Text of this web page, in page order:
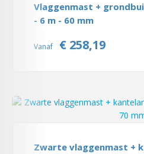
Vlaggenmast +
- 6 m - 60 mm
Vanaf € 258,19
Zwarte vlaggenmast +